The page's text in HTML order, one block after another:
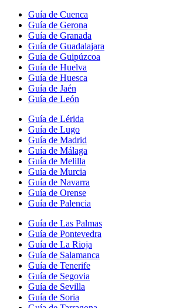
Guía de Cuenca
Guía de Gerona
Guía de Granada
Guía de Guadalajara
Guía de Guipúzcoa
Guía de Huelva
Guía de Huesca
Guía de Jaén
Guía de León
Guía de Lérida
Guía de Lugo
Guía de Madrid
Guía de Málaga
Guía de Melilla
Guía de Murcia
Guía de Navarra
Guía de Orense
Guía de Palencia
Guía de Las Palmas
Guía de Pontevedra
Guía de La Rioja
Guía de Salamanca
Guía de Tenerife
Guía de Segovia
Guía de Sevilla
Guía de Soria